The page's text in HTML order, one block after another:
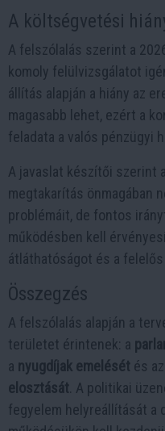
A költségvetési
A felszólalás szerint a
komoly felülvizsgálatot
állítás alapján a hiány az
magasabb lehet, ezért a
feladata a valós pénzügyi
A javaslat készítői szerint
megtakarítás önmagában
problémáit, de fontos
működésben kell
átláthatóságot és a felelős
Összegzés
A felszólalás alapján a
területet érintenek: a
a nyugdíjak emelését és az
elosztását . A politikai
fegyelem helyreállítását a